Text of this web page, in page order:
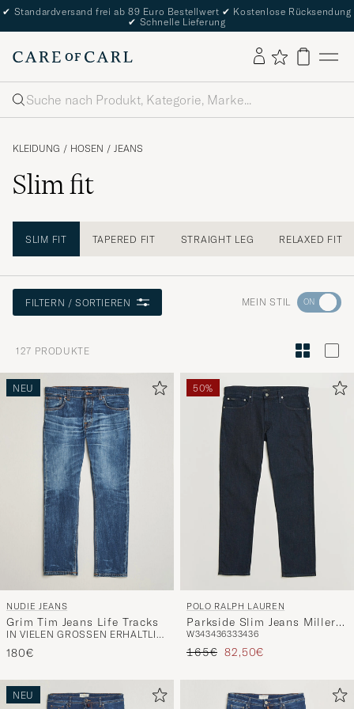
✔ Standardversand frei ab 89 Euro Bestellwert ✔ Kostenlose Rücksendung
✔ Schnelle Lieferung
Suche
KLEIDUNG / HOSEN / JEANS
Slim fit
SLIM FIT TAPERED FIT STRAIGHT LEG RELAXED FIT
FILTERN / SORTIEREN MEIN STIL Wechseln
zur
um
die
Funktion
"Mein
Stil"
aktivieren
und
erleben
eine
Auswahl,
Ihrem
127 PRODUKTE
NEU
NUDIE JEANS
Grim Tim Jeans Life Tracks
IN VIELEN GRÖSSEN ERHÄLTLICH
180€
50%
POLO RALPH LAUREN
Parkside Slim Jeans Miller
V2
W343436333436
Regulärer Preis
165€ Reduzierter Preis
82,50€
NEU